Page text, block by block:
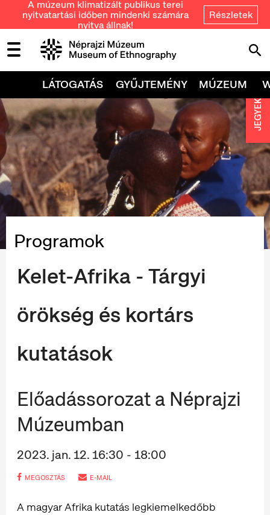
A múzeum klimatizált publikus terei
nyitvatartási időben mindenki számára
nyitva állnak!
Részletek
LÁTOGATÁS GYŰJTEMÉNY MÚZEUM
Programok
Kelet-Afrika - Tárgyi
örökség és kortárs
kutatások
Előadássorozat a Néprajzi
Múzeumban
2023. jan. 12. 16:30 - 18:00
MEGOSZTÁS E-MAIL
A magyar Afrika kutatás legkiemelkedőbb
JEGYEK